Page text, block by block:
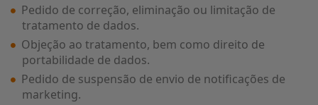
Pedido de correção, eliminação ou limitação de
tratamento de dados.
Objeção ao tratamento, bem como direito de
portabilidade de dados.
Pedido de suspensão de envio de notificações de
marketing.